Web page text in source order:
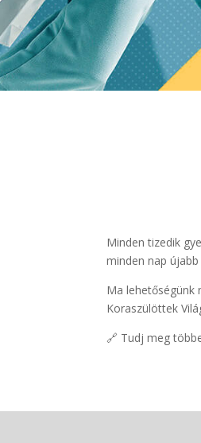
Minden tizedik
minden nap
Ma lehetőségünk
Koraszülöttek
🔗 Tudj meg